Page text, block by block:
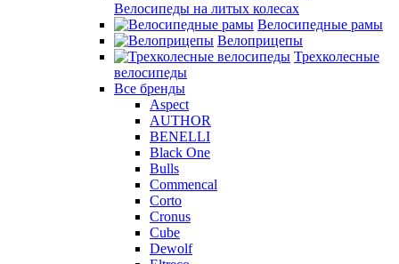
Велосипеды на литых колесах
Велосипедные рамы
Велоприцепы
Трехколесные
велосипеды
Все бренды
Aspect
AUTHOR
BENELLI
Black One
Bulls
Commencal
Corto
Cronus
Cube
Dewolf